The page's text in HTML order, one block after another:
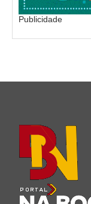
Publicidade